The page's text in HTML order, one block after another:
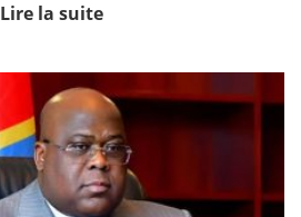
Lire la suite